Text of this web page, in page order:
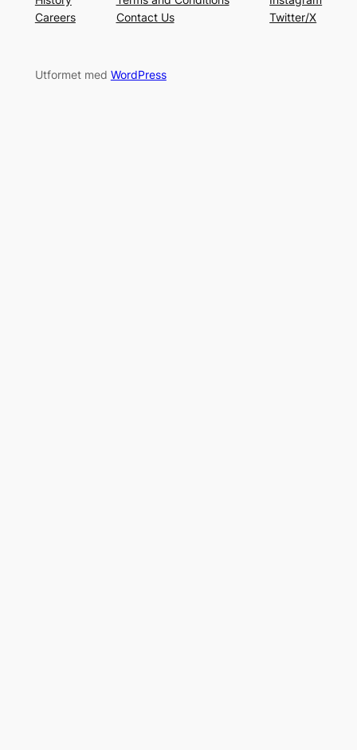
Careers
Contact Us
Twitter/X
Utformet med WordPress